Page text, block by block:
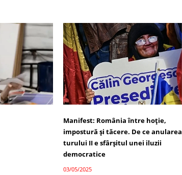
Manifest: România între hoție,
impostură și tăcere. De ce anularea
turului II e sfârșitul unei iluzii
democratice
03/05/2025